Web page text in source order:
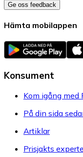
Ge oss feedback
Hämta mobilappen
Konsument
Kom igång med
På din sida
Artiklar
Prisjakts